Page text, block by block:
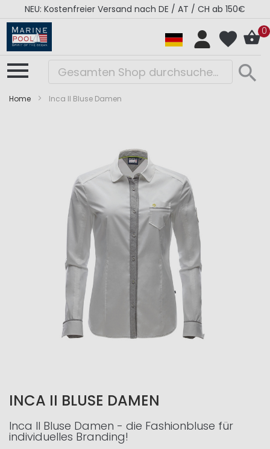
NEU: Kostenfreier Versand nach DE / AT / CH ab 150€
0
Home Inca II Bluse Damen
Bildergalerie
Bildergalerie
INCA II BLUSE DAMEN
Inca II Bluse Damen - die Fashionbluse für
individuelles Branding!